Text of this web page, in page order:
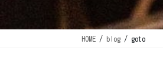
HOME blog goto